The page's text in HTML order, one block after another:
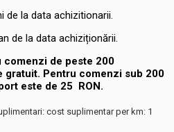
de la data achizitionarii.
de la data achiziționării.
comenzi de peste 200
gratuit. Pentru comenzi sub 200
este de 25 RON.
cost suplimentar per km: 1